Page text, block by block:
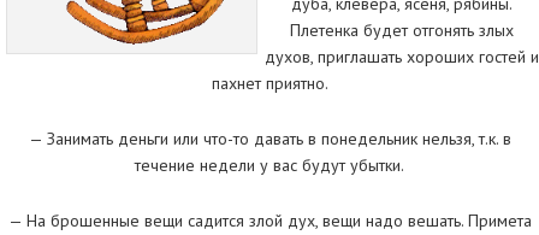
Плетенка будет отгонять злых
духов, приглашать хороших гостей и
пахнет приятно.
— Занимать деньги или что-то давать в понедельник нельзя, т.к. в
течение недели у вас будут убытки.
— На брошенные вещи садится злой дух, вещи надо вешать. Примета